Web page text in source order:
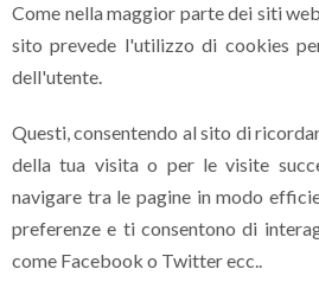
Come nella maggior parte dei siti
sito prevede l'utilizzo di cookies
dell'utente.
Questi, consentendo al sito di
della tua visita o per le visite
navigare tra le pagine in modo
preferenze e ti consentono di
come Facebook o Twitter ecc..